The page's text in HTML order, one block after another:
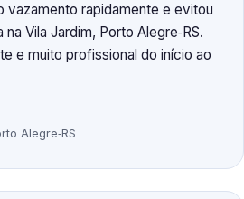
vazamento rapidamente e evitou
Vila Jardim, Porto Alegre‑RS.
e muito profissional do início ao
Alegre‑RS